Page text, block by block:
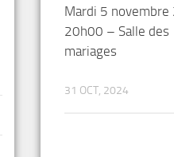
Mardi 5
20h00 – Salle des
mariages
31 OCT, 2024